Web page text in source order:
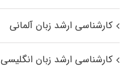
کارشناسی ارشد زبان آلمانی
کارشناسی ارشد زبان انگلیسی